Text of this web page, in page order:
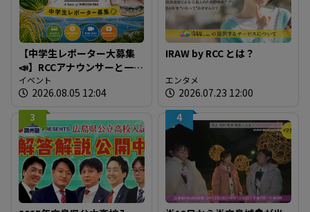
【中学生レポーター大募集
📣】RCCアナウンサーと一緒
に「広島の食」の現場を取
材しよう！
イベント
2026.08.05 12:04
IRAW by RCC とは？
エンタメ
2026.07.23 12:00
3
4